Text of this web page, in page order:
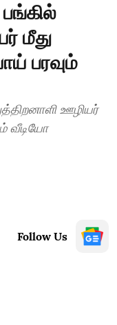
மீது
பரவும்
ஊழியர்
வீடியோ
Follow Us